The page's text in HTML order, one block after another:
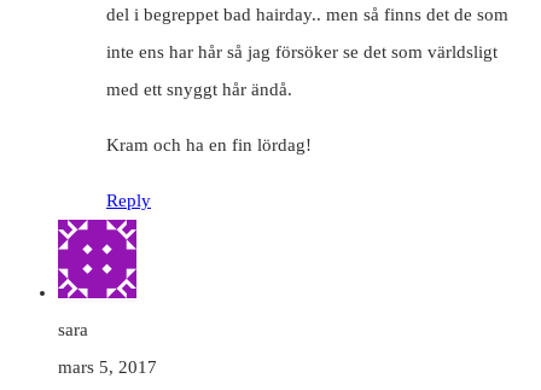
del i begreppet bad hairday.. men så finns det de som
inte ens har hår så jag försöker se det som världsligt
med ett snyggt hår ändå.
Kram och ha en fin lördag!
Reply
sara
mars 5, 2017